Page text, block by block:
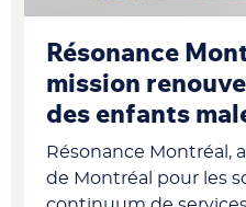
Résonance
mission
des enfants
Résonance Montréal,
de Montréal pour les